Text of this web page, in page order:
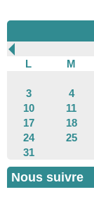
L
M
3
4
10
11
17
18
24
25
31
Nous suivre